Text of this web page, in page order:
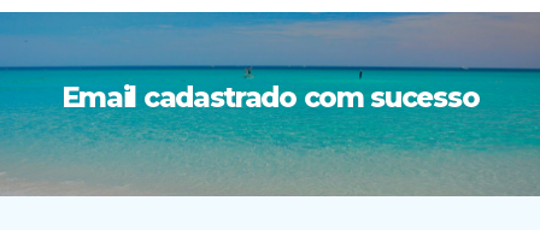
Email cadastrado com sucesso